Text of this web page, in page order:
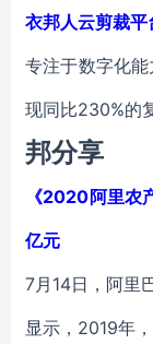
衣邦人云剪裁
专注于数字化
现同比230%的
邦分享
《2020阿里
亿元
7月14日，阿里
显示，2019年